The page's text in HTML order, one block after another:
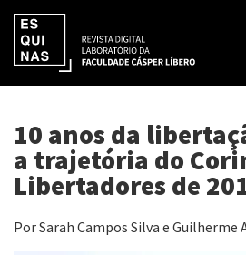
10 anos da
a trajetória do
Libertadores de
Por Sarah Campos Silva e Guilherme